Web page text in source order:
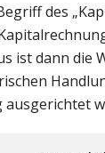
des
ist dann die